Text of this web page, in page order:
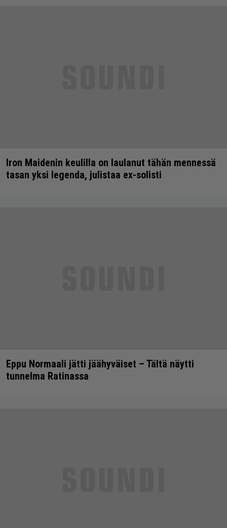
Iron Maidenin keulilla on laulanut tähän mennessä
tasan yksi legenda, julistaa ex-solisti
Eppu Normaali jätti jäähyväiset – Tältä näytti
tunnelma Ratinassa